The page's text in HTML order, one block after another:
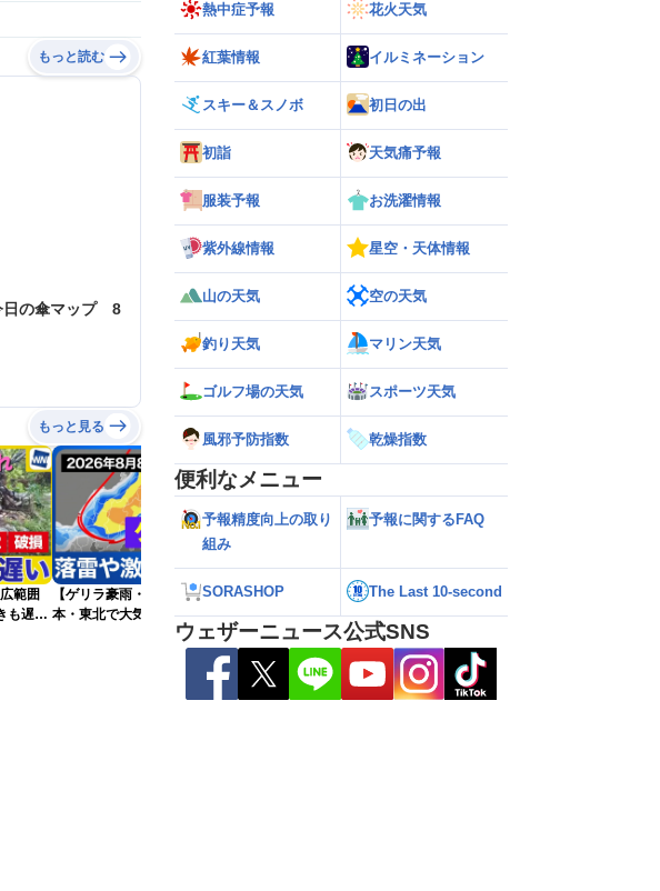
もっと読む
日の傘マップ 8
もっと見る
範囲
も遅く
【ゲリラ豪雨・落雷警戒】午後は東日
本・東北で大気の状態が非常に不安定に
【台風13号 2026】台風離れてもスパイ
ラルバンドによる大雨警戒（8日6時情
報）
熱中症予報 花火天気
紅葉情報 イルミネーション
スキー＆スノボ 初日の出
初詣 天気痛予報
服装予報 お洗濯情報
紫外線情報 星空・天体情報
山の天気 空の天気
釣り天気 マリン天気
ゴルフ場の天気 スポーツ天気
風邪予防指数 乾燥指数
便利なメニュー
予報精度向上の取り
組み
予報に関するFAQ
SORASHOP The Last 10-second
ウェザーニュース公式SNS